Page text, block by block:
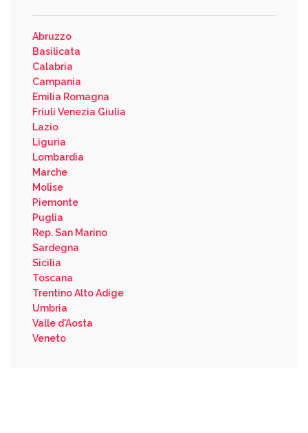
Abruzzo
Basilicata
Calabria
Campania
Emilia Romagna
Friuli Venezia Giulia
Lazio
Liguria
Lombardia
Marche
Molise
Piemonte
Puglia
Rep. San Marino
Sardegna
Sicilia
Toscana
Trentino Alto Adige
Umbria
Valle d'Aosta
Veneto